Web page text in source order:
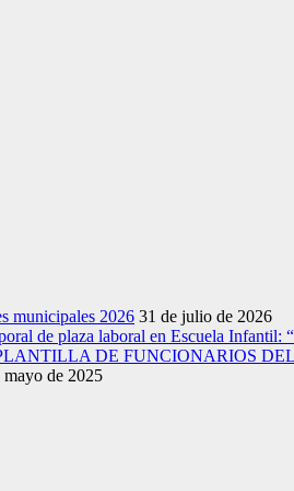
municipales 2026 31 de julio de 2026
de plaza laboral en Escuela
DE FUNCIONARIOS
mayo de 2025